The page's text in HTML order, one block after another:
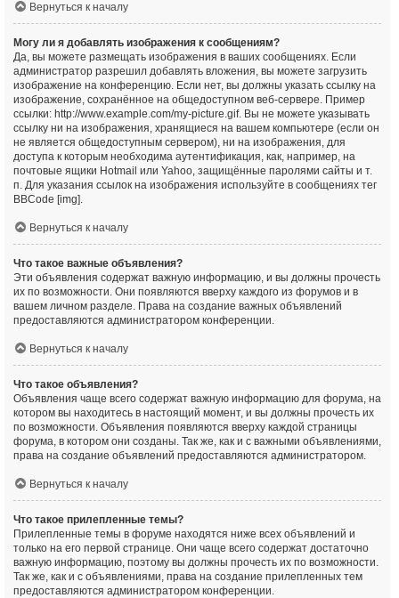
Вернуться к началу
Могу ли я добавлять изображения к сообщениям?
Да, вы можете размещать изображения в ваших сообщениях. Если
администратор разрешил добавлять вложения, вы можете загрузить
изображение на конференцию. Если нет, вы должны указать ссылку на
изображение, сохранённое на общедоступном веб-сервере. Пример
ссылки: http://www.example.com/my-picture.gif. Вы не можете указывать
ссылку ни на изображения, хранящиеся на вашем компьютере (если он
не является общедоступным сервером), ни на изображения, для
доступа к которым необходима аутентификация, как, например, на
почтовые ящики Hotmail или Yahoo, защищённые паролями сайты и т.
п. Для указания ссылок на изображения используйте в сообщениях тег
BBCode [img].
Вернуться к началу
Что такое важные объявления?
Эти объявления содержат важную информацию, и вы должны прочесть
их по возможности. Они появляются вверху каждого из форумов и в
вашем личном разделе. Права на создание важных объявлений
предоставляются администратором конференции.
Вернуться к началу
Что такое объявления?
Объявления чаще всего содержат важную информацию для форума, на
котором вы находитесь в настоящий момент, и вы должны прочесть их
по возможности. Объявления появляются вверху каждой страницы
форума, в котором они созданы. Так же, как и с важными объявлениями,
права на создание объявлений предоставляются администратором.
Вернуться к началу
Что такое прилепленные темы?
Прилепленные темы в форуме находятся ниже всех объявлений и
только на его первой странице. Они чаще всего содержат достаточно
важную информацию, поэтому вы должны прочесть их по возможности.
Так же, как и с объявлениями, права на создание прилепленных тем
предоставляются администратором конференции.